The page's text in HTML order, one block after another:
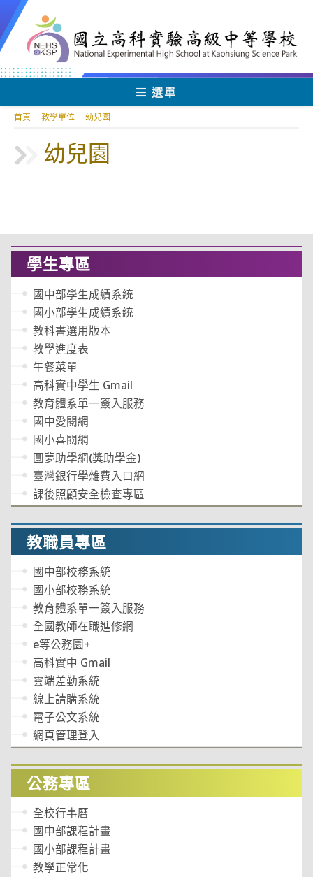
轉
至
要
容
選單
幼兒園
首頁 · 教學單位 · 幼兒園
學生專區
國中部學生成績系統
國小部學生成績系統
教科書選用版本
教學進度表
午餐菜單
高科實中學生 Gmail
教育體系單一簽入服務
國中愛閱網
國小喜閱網
圓夢助學網(獎助學金)
臺灣銀行學雜費入口網
課後照顧安全檢查專區
教職員專區
國中部校務系統
國小部校務系統
教育體系單一簽入服務
全國教師在職進修網
e等公務園+
高科實中 Gmail
雲端差勤系統
線上請購系統
電子公文系統
網頁管理登入
公務專區
全校行事曆
國中部課程計畫
國小部課程計畫
教學正常化